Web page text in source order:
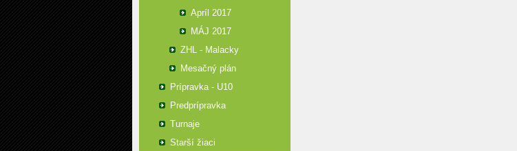
Apríl 2017
MÁJ 2017
ZHL - Malacky
Mesačný plán
Prípravka - U10
Predprípravka
Turnaje
Starší žiaci